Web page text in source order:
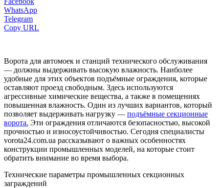
WhatsApp
Telegram
Copy URL
Ворота для автомоек и станций технического обслуживания
— должны выдерживать высокую влажность. Наиболее
удобные для этих объектов подъёмные ограждения, которые
оставляют проезд свободным. Здесь используются
агрессивные химические вещества, а также в помещениях
повышенная влажность. Один из лучших вариантов, который
позволяет выдерживать нагрузку — подъёмные секционные
ворота. Эти ограждения отличаются безопасностью, высокой
прочностью и износоустойчивостью. Сегодня специалисты
vorota24.com.ua рассказывают о важных особенностях
конструкции промышленных моделей, на которые стоит
обратить внимание во время выбора.
Технические параметры промышленных секционных
заграждений